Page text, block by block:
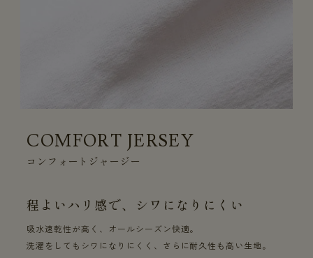
COMFORT JERSEY
コンフォートジャージー
程よいハリ感で、シワになりにくい
吸水速乾性が高く、オールシーズン快適。
洗濯をしてもシワになりにくく、さらに耐久性も高い生地。